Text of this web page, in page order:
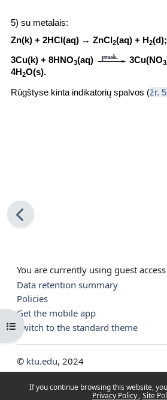
If you continue browsing this website,
Privacy Policy Site
Open course index
5) su metalais:
Zn(k) + 2HCl(aq) → ZnCl2(aq) + H2(d);
3Cu(k) + 8HNO3(aq) 3Cu(NO3
4H2O(s).
Rūgštyse kinta indikatorių spalvos (žr.
You are currently using guest access
Data retention summary
Policies
Get the mobile app
Switch to the standard theme
© ktu.edu, 2024